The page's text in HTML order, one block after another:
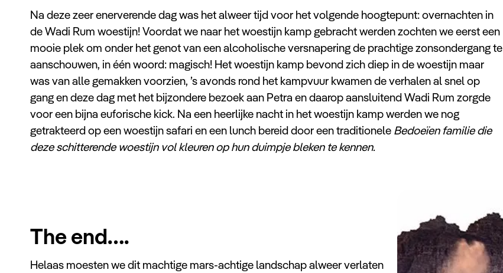
Na deze zeer enerverende dag was het alweer tijd voor het volgende hoogtepunt: overnachten in
de Wadi Rum woestijn! Voordat we naar het woestijn kamp gebracht werden zochten we eerst een
mooie plek om onder het genot van een alcoholische versnapering de prachtige zonsondergang te
aanschouwen, in één woord: magisch! Het woestijn kamp bevond zich diep in de woestijn maar
was van alle gemakken voorzien, ’s avonds rond het kampvuur kwamen de verhalen al snel op
gang en deze dag met het bijzondere bezoek aan Petra en daarop aansluitend Wadi Rum zorgde
voor een bijna euforische kick. Na een heerlijke nacht in het woestijn kamp werden we nog
getrakteerd op een woestijn safari en een lunch bereid door een traditionele Bedoeïen familie die
deze schitterende woestijn vol kleuren op hun duimpje bleken te kennen.
The end….
Helaas moesten we dit machtige mars-achtige landschap alweer verlaten